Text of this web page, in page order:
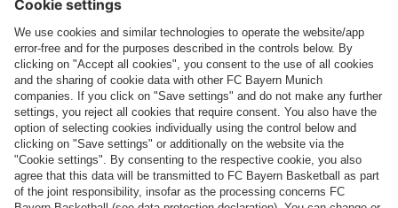
Pagamento e consegna
FC Bayern Store App